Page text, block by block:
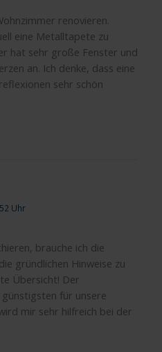
renovieren.
eine Metalltapete zu
hat sehr große Fenster und
an. Ich denke, dass eine
sehr schön
Uhr
brauche ich die
gründlichen Hinweise zu
Übersicht! Der
für unsere
mir sehr hilfreich bei der